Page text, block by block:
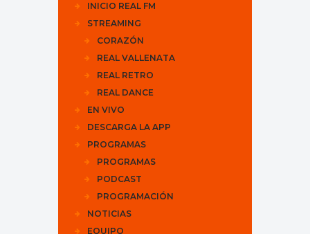
INICIO REAL FM
STREAMING
CORAZÓN
REAL VALLENATA
REAL RETRO
REAL DANCE
EN VIVO
DESCARGA LA APP
PROGRAMAS
PROGRAMAS
PODCAST
PROGRAMACIÓN
NOTICIAS
EQUIPO